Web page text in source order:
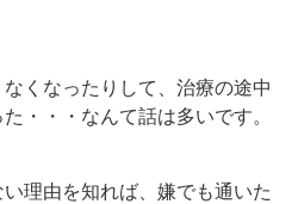
くなったりして、治療の途中
・・・なんて話は多いです。
理由を知れば、嫌でも通いた